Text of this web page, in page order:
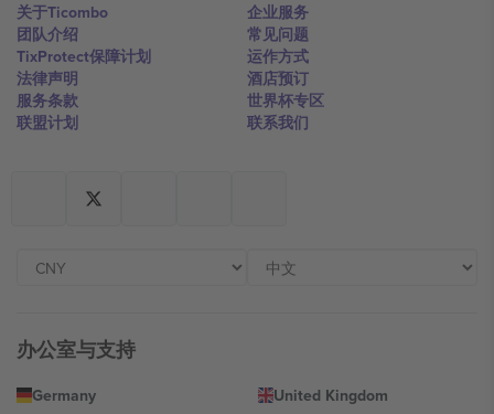
关于Ticombo
团队介绍
TixProtect保障计划
法律声明
服务条款
联盟计划
企业服务
常见问题
运作方式
酒店预订
世界杯专区
联系我们
办公室与支持
Germany
United Kingdom